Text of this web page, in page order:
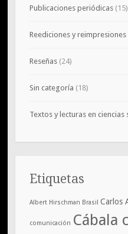
Publicaciones periódicas(15)
Reediciones y reimpresiones
Reseñas(24)
Sin categoría (18)
Textos y lecturas en ciencias
Etiquetas
Albert Hirschman Brasil Carlos
comunicación Cábala